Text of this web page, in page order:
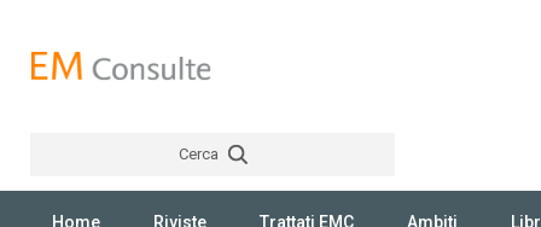
Cerca
Home Riviste Trattati EMC Ambiti